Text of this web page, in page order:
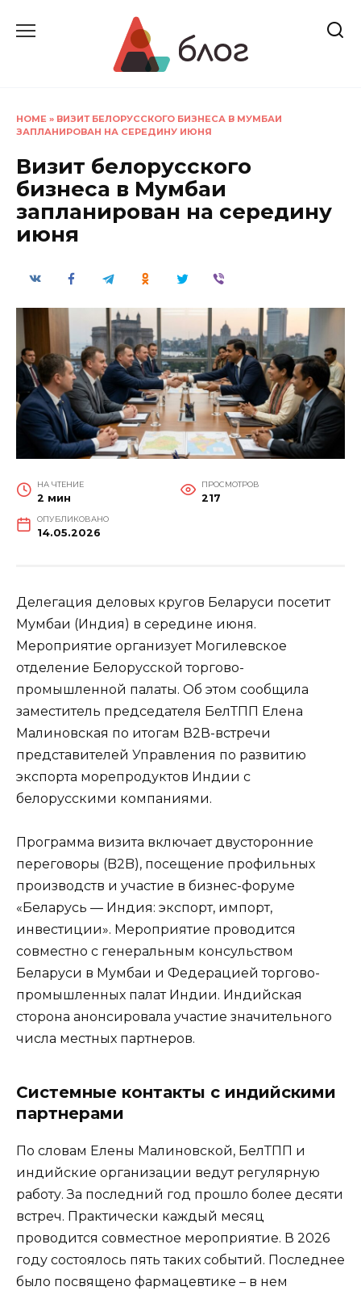
HOME » ВИЗИТ БЕЛОРУССКОГО БИЗНЕСА В МУМБАИ
ЗАПЛАНИРОВАН НА СЕРЕДИНУ ИЮНЯ
Визит белорусского
бизнеса в Мумбаи
запланирован на середину
июня
НА ЧТЕНИЕ
2 мин
ПРОСМОТРОВ
217
ОПУБЛИКОВАНО
14.05.2026
Делегация деловых кругов Беларуси посетит
Мумбаи (Индия) в середине июня.
Мероприятие организует Могилевское
отделение Белорусской торгово-
промышленной палаты. Об этом сообщила
заместитель председателя БелТПП Елена
Малиновская по итогам В2В-встречи
представителей Управления по развитию
экспорта морепродуктов Индии с
белорусскими компаниями.
Программа визита включает двусторонние
переговоры (B2B), посещение профильных
производств и участие в бизнес-форуме
«Беларусь — Индия: экспорт, импорт,
инвестиции». Мероприятие проводится
совместно с генеральным консульством
Беларуси в Мумбаи и Федерацией торгово-
промышленных палат Индии. Индийская
сторона анонсировала участие значительного
числа местных партнеров.
Системные контакты с индийскими
партнерами
По словам Елены Малиновской, БелТПП и
индийские организации ведут регулярную
работу. За последний год прошло более десяти
встреч. Практически каждый месяц
проводится совместное мероприятие. В 2026
году состоялось пять таких событий. Последнее
было посвящено фармацевтике – в нем